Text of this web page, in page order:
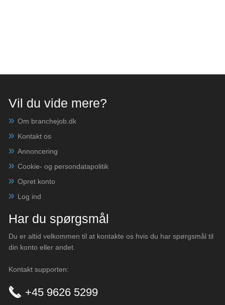
Vil du vide mere?
Om branchejob.dk
Kontakt os
Annoncering
Cookie- og persondatapolitik
Opret konto
Log ind
Har du spørgsmål
Du er altid velkommen til at kontakte os hvis du har spørgsmål til
din konto eller andet.
Kontakt supporten:
+45 9626 5299